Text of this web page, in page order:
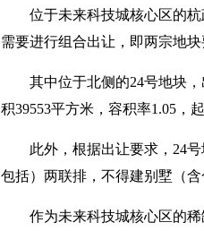
位于未来科技城核心区的
需要进行组合出让，即两宗地
其中位于北侧的24号地块
积39553平方米，容积率1.05，
此外，根据出让要求，24
包括）两联排，不得建别墅（含
作为未来科技城核心区的